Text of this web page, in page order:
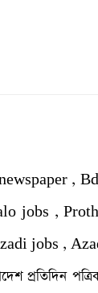
,
jobs ,
jobs , Azadi